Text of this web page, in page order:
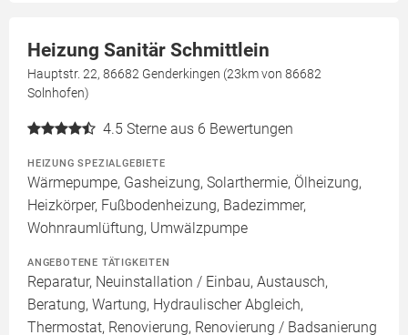
Heizung Sanitär Schmittlein
Hauptstr. 22, 86682 Genderkingen (23km von 86682
Solnhofen)
4.5 Sterne aus 6 Bewertungen
HEIZUNG SPEZIALGEBIETE
Wärmepumpe, Gasheizung, Solarthermie, Ölheizung,
Heizkörper, Fußbodenheizung, Badezimmer,
Wohnraumlüftung, Umwälzpumpe
ANGEBOTENE TÄTIGKEITEN
Reparatur, Neuinstallation / Einbau, Austausch,
Beratung, Wartung, Hydraulischer Abgleich,
Thermostat, Renovierung, Renovierung / Badsanierung